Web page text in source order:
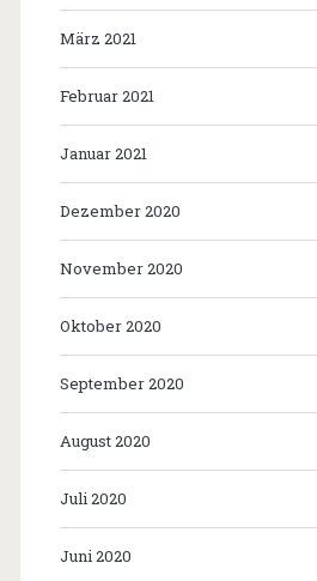
März 2021
Februar 2021
Januar 2021
Dezember 2020
November 2020
Oktober 2020
September 2020
August 2020
Juli 2020
Juni 2020